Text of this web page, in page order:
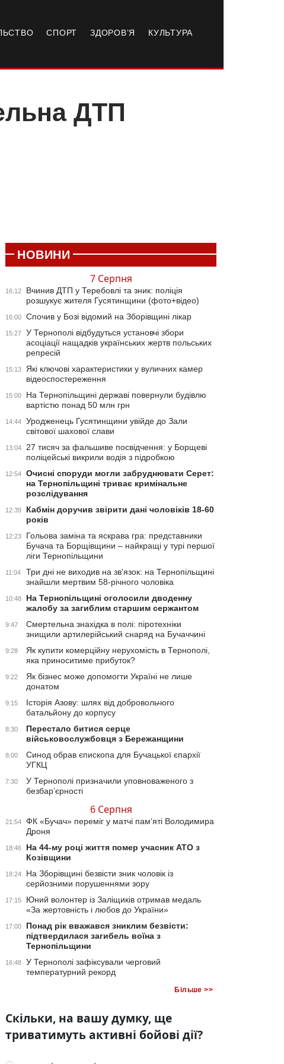
СПОРТ ЗДОРОВ’Я КУЛЬТУРА
ДТП
НОВИНИ
7 Серпня
16:12
Вчинив ДТП у Теребовлі та зник: поліція
розшукує жителя Гусятинщини (фото+відео)
16:00 Спочив у Бозі відомий на Зборівщині лікар
15:27
У Тернополі відбудуться установчі збори
асоціації нащадків українських жертв польських
репресій
15:13
Які ключові характеристики у вуличних камер
відеоспостереження
15:00
На Тернопільщині державі повернули будівлю
вартістю понад 50 млн грн
14:44
Уродженець Гусятинщини увійде до Зали
світової шахової слави
13:04
27 тисяч за фальшиве посвідчення: у Борщеві
поліцейські викрили водія з підробкою
12:54
Очисні споруди могли забруднювати Серет:
на Тернопільщині триває кримінальне
розслідування
12:39
Кабмін доручив звірити дані чоловіків 18-60
років
12:23
Гольова заміна та яскрава гра: представники
Бучача та Борщівщини – найкращі у турі першої
ліги Тернопільщини
11:04
Три дні не виходив на зв’язок: на Тернопільщині
знайшли мертвим 58-річного чоловіка
10:48
На Тернопільщині оголосили дводенну
жалобу за загиблим старшим сержантом
9:47
Смертельна знахідка в полі: піротехніки
знищили артилерійський снаряд на Бучаччині
9:28
Як купити комерційну нерухомість в Тернополі,
яка приноситиме прибуток?
9:22
Як бізнес може допомогти Україні не лише
донатом
9:15
Історія Азову: шлях від добровольчого
батальйону до корпусу
8:30
Перестало битися серце
військовослужбовця з Бережанщини
8:00
Синод обрав єпископа для Бучацької єпархії
УГКЦ
7:30
У Тернополі призначили уповноваженого з
безбар’єрності
6 Серпня
21:54
ФК «Бучач» переміг у матчі пам’яті Володимира
Дроня
18:46
На 44-му році життя помер учасник АТО з
Козівщини
18:24
На Зборівщині безвісти зник чоловік із
серйозними порушеннями зору
17:15
Юний волонтер із Заліщиків отримав медаль
«За жертовність і любов до України»
17:00
Понад рік вважався зниклим безвісти:
підтвердилася загибель воїна з
Тернопільщини
16:48
У Тернополі зафіксували черговий
температурний рекорд
Більше >>
Скільки, на вашу думку, ще
триватимуть активні бойові дії?